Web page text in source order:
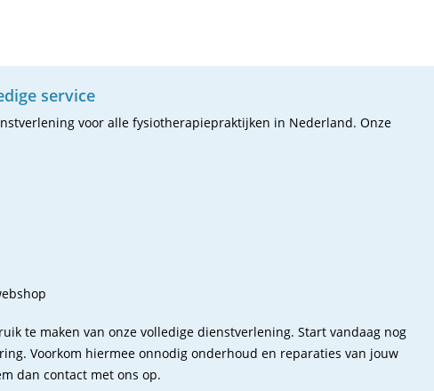
service
voor alle fysiotherapiepraktijken in Nederland. Onze
te maken van onze volledige dienstverlening. Start vandaag nog
Voorkom hiermee onnodig onderhoud en reparaties van jouw
dan contact met ons op.